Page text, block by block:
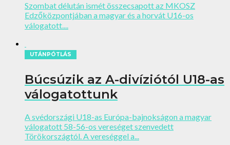
Szombat délután ismét összecsapott az MKOSZ
Edzőközpontjában a magyar és a horvát U16-os
válogatott....
UTÁNPÓTLÁS
Búcsúzik az A-divíziótól U18-as
válogatottunk
A svédországi U18-as Európa-bajnokságon a magyar
válogatott 58-56-os vereséget szenvedett
Törökországtól. A vereséggel a...